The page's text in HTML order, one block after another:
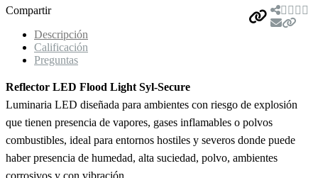
Compartir
Descripción
Calificación
Preguntas
Reflector LED Flood Light Syl-Secure
Luminaria LED diseñada para ambientes con riesgo de explosión
que tienen presencia de vapores, gases inflamables o polvos
combustibles, ideal para entornos hostiles y severos donde puede
haber presencia de humedad, alta suciedad, polvo, ambientes
corrosivos y con vibración.